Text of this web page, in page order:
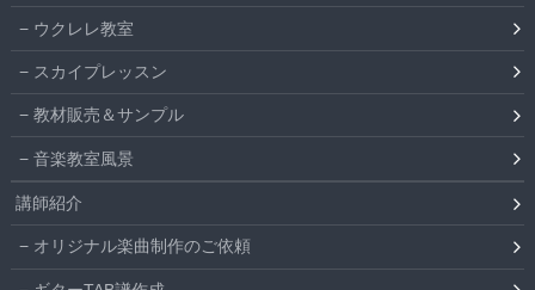
ウクレレ教室
スカイプレッスン
教材販売＆サンプル
音楽教室風景
講師紹介
オリジナル楽曲制作のご依頼